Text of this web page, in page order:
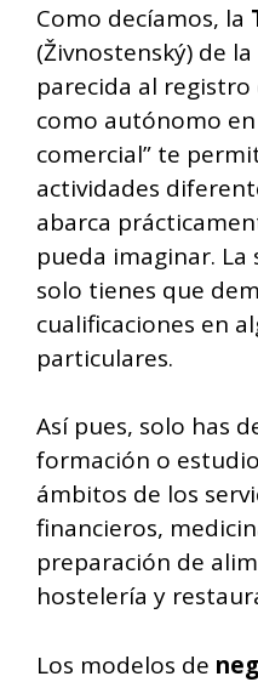
Como decíamos, la
(Živnostenský) de
parecida al
como autónomo en
comercial” te
actividades
abarca
pueda imaginar.
solo tienes que
cualificaciones en
particulares.
Así pues, solo has
formación o
ámbitos de los
financieros,
preparación de
hostelería y
Los modelos de